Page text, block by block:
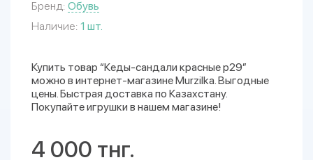
Бренд: Обувь
Наличие: 1 шт.
Купить товар “Кеды-сандали красные р29”
можно в интернет-магазине Murzilka. Выгодные
цены. Быстрая доставка по Казахстану.
Покупайте игрушки в нашем магазине!
4 000 тнг.